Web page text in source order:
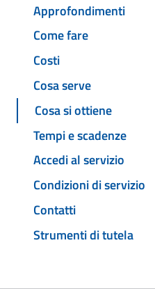
Approfondimenti
Come fare
Costi
Cosa serve
Cosa si ottiene
Tempi e scadenze
Accedi al servizio
Condizioni di servizio
Contatti
Strumenti di tutela